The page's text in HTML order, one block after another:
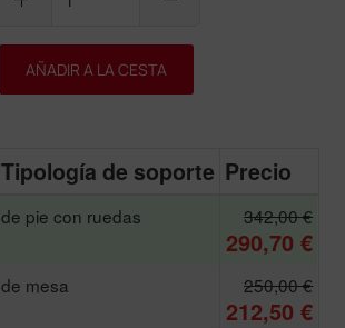
AÑADIR A LA CESTA
Tipología de soporte Precio
de pie con ruedas 342,00 €
290,70 €
de mesa 250,00 €
212,50 €